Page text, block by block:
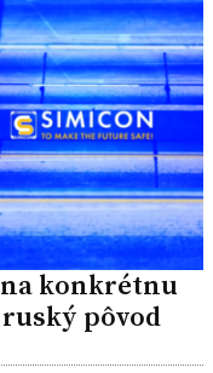
konkrétnu
pôvod